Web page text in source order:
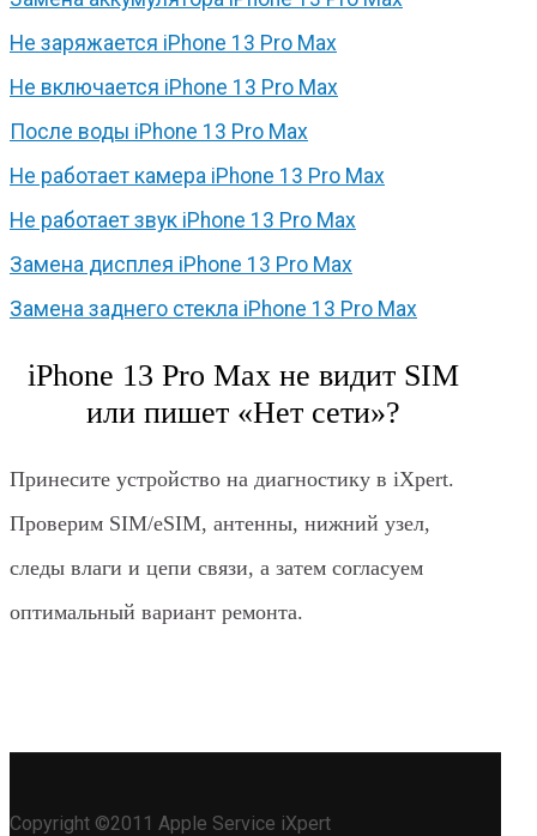
Не заряжается iPhone 13 Pro Max
Не включается iPhone 13 Pro Max
После воды iPhone 13 Pro Max
Не работает камера iPhone 13 Pro Max
Не работает звук iPhone 13 Pro Max
Замена дисплея iPhone 13 Pro Max
Замена заднего стекла iPhone 13 Pro Max
iPhone 13 Pro Max не видит SIM
или пишет «Нет сети»?
Принесите устройство на диагностику в iXpert.
Проверим SIM/eSIM, антенны, нижний узел,
следы влаги и цепи связи, а затем согласуем
оптимальный вариант ремонта.
Copyright ©2011 Apple Service iXpert